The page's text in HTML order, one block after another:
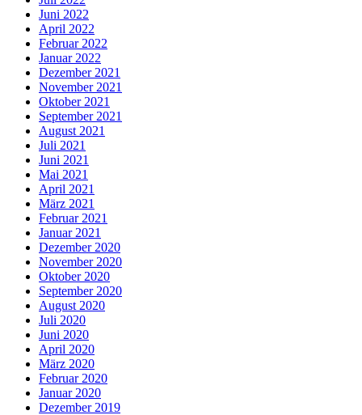
Juni 2022
April 2022
Februar 2022
Januar 2022
Dezember 2021
November 2021
Oktober 2021
September 2021
August 2021
Juli 2021
Juni 2021
Mai 2021
April 2021
März 2021
Februar 2021
Januar 2021
Dezember 2020
November 2020
Oktober 2020
September 2020
August 2020
Juli 2020
Juni 2020
April 2020
März 2020
Februar 2020
Januar 2020
Dezember 2019